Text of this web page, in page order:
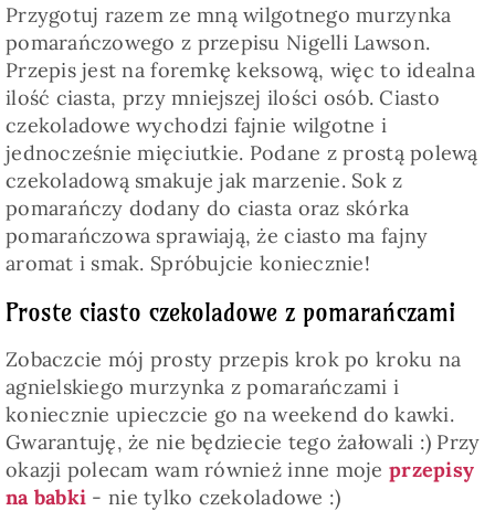
Przygotuj razem ze mną wilgotnego murzynka
pomarańczowego z przepisu Nigelli Lawson.
Przepis jest na foremkę keksową, więc to idealna
ilość ciasta, przy mniejszej ilości osób. Ciasto
czekoladowe wychodzi fajnie wilgotne i
jednocześnie mięciutkie. Podane z prostą polewą
czekoladową smakuje jak marzenie. Sok z
pomarańczy dodany do ciasta oraz skórka
pomarańczowa sprawiają, że ciasto ma fajny
aromat i smak. Spróbujcie koniecznie!
Proste ciasto czekoladowe z pomarańczami
Zobaczcie mój prosty przepis krok po kroku na
agnielskiego murzynka z pomarańczami i
koniecznie upieczcie go na weekend do kawki.
Gwarantuję, że nie będziecie tego żałowali :) Przy
okazji polecam wam również inne moje przepisy
na babki - nie tylko czekoladowe :)